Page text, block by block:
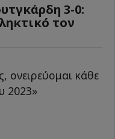
3-0:
τον